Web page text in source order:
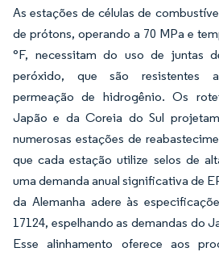
As estações de células de
de prótons, operando a 70 MPa e
°F, necessitam do uso de juntas
peróxido, que são resistentes
permeação de hidrogênio. Os
Japão e da Coreia do Sul
numerosas estações de
que cada estação utilize selos de
uma demanda anual significativa de
da Alemanha adere às
17124, espelhando as demandas do
Esse alinhamento oferece aos